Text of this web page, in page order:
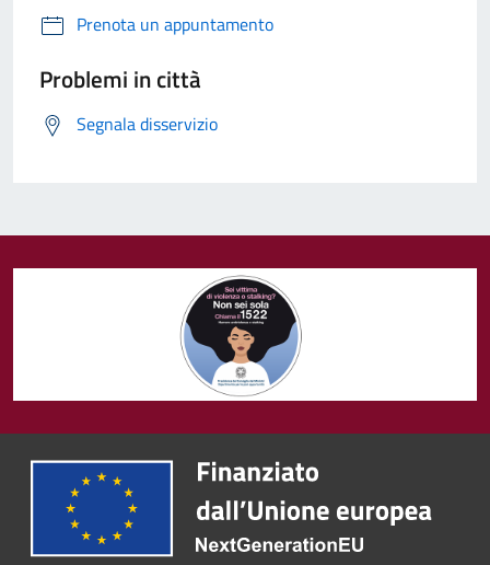
Prenota un appuntamento
Problemi in città
Segnala disservizio